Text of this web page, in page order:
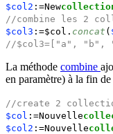
$col2 :=New
//combine les 2
$col3 :=$col. concat (
//$col3=["a", "b",
La méthode combine
en paramètre) à la fin
//create 2
$col :=Nouvelle
$col2 :=Nouvelle